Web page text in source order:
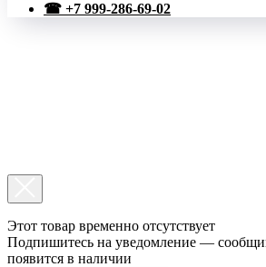
☎ +7 999-286-69-02
Этот товар временно отсутствует
Подпишитесь на уведомление —
появится в наличии